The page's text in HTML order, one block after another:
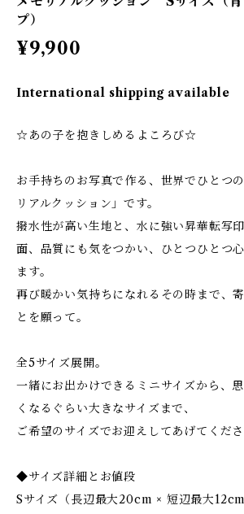
プ）
¥9,900
International shipping available
☆あの子を抱きしめるよころび☆
お手持ちのお写真で作る、世界でひとつ
リアルクッション」です。
撥水性が高い生地と、水に強い昇華転写
面、品質にも気をつかい、ひとつひとつ
ます。
再び暖かい気持ちになれるその時まで、
とを願って。
全5サイズ展開。
一緒にお出かけできるミニサイズから、
くなるぐらい大きなサイズまで、
ご希望のサイズでお迎えしてあげてくださ
◆サイズ詳細とお値段
Sサイズ（長辺最大20cm × 短辺最大